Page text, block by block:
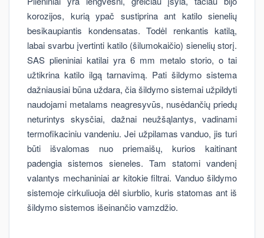
korozijos, kurią ypač sustiprina ant katilo sienelių
besikaupiantis kondensatas. Todėl renkantis katilą,
labai svarbu įvertinti katilo (šilumokaičio) sienelių storį.
SAS plieniniai katilai yra 6 mm metalo storio, o tai
užtikrina katilo ilgą tarnavimą. Pati šildymo sistema
dažniausiai būna uždara, čia šildymo sistemai užpildyti
naudojami metalams neagresyvūs, nusėdančių priedų
neturintys skysčiai, dažnai neužšąlantys, vadinami
termofikaciniu vandeniu. Jei užpilamas vanduo, jis turi
būti išvalomas nuo priemaišų, kurios kaitinant
padengia sistemos sieneles. Tam statomi vandenį
valantys mechaniniai ar kitokie filtrai. Vanduo šildymo
sistemoje cirkuliuoja dėl siurblio, kuris statomas ant iš
šildymo sistemos išeinančio vamzdžio.